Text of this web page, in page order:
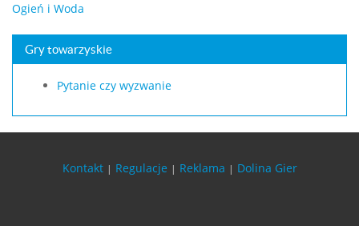
Ogień i Woda
Gry towarzyskie
Pytanie czy wyzwanie
Kontakt | Regulacje | Reklama | Dolina Gier